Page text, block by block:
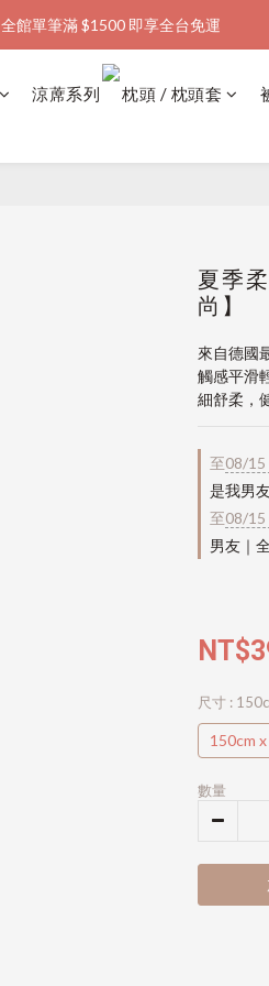
加入會員購物金  馬上領  馬上折
全館單筆滿 $1500 即享全台免運
加入會員購物金  馬上領  馬上折
涼蓆系列 枕頭 / 枕頭套
夏季
尚】
來自德國
觸感平滑
細舒柔，
至08/15
是我男
至08/15
男友｜
尺寸 :
150cm
數量